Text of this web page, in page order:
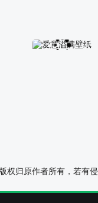
壁纸 生活百般滋味
权归原作者所有，若